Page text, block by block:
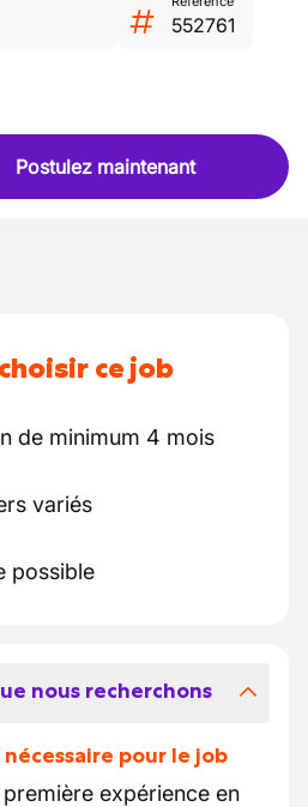
552761
Postulez maintenant
ce job
de minimum 4 mois
variés
possible
nous recherchons
pour le job
expérience en